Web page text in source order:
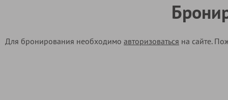
Для бронирования необходимо авторизоваться на сайте.